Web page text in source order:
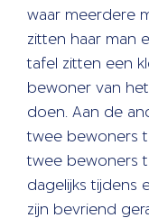
waar meerdere
zitten haar man
tafel zitten een
bewoner van
doen. Aan de
twee bewoners
twee bewoners
dagelijks tijdens
zijn bevriend